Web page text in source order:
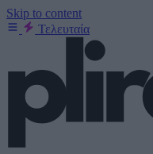
Skip to content
Τελευταία